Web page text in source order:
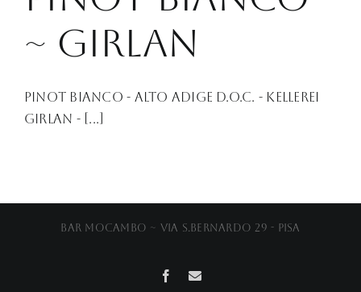
~ GIRLAN
Pinot Bianco - Alto Adige D.O.C. - Kellerei
Girlan - [...]
Bar Mocambo ~ Via S.Bernardo 29 - Pisa
Facebook
Email